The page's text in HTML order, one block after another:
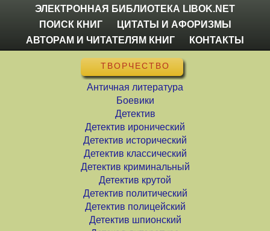
ЭЛЕКТРОННАЯ БИБЛИОТЕКА LIBOK.NET
ПОИСК КНИГ
ЦИТАТЫ И АФОРИЗМЫ
АВТОРАМ И ЧИТАТЕЛЯМ КНИГ
КОНТАКТЫ
ТВОРЧЕСТВО
Античная литература
Боевики
Детектив
Детектив иронический
Детектив исторический
Детектив классический
Детектив криминальный
Детектив крутой
Детектив политический
Детектив полицейский
Детектив шпионский